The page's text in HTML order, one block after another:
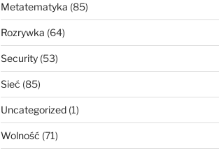
Metatematyka (85)
Rozrywka (64)
Security(53)
Sieć (85)
Uncategorized(1)
Wolność (71)